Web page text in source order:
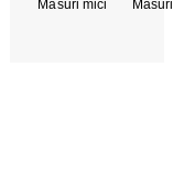
Măsuri mici Măsuri